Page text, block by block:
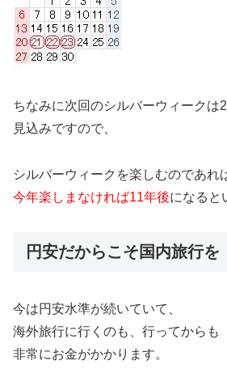
ちなみに次回のシルバーウィークは
見込みですので、
シルバーウィークを楽しむのであれ
今年楽しまなければ11年後になると
円安だからこそ国内旅行を
今は円安水準が続いていて、
海外旅行に行くのも、行ってからも
非常にお金がかかります。